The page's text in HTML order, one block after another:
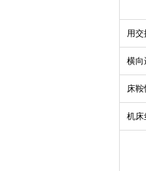
用交
横向
床
机床